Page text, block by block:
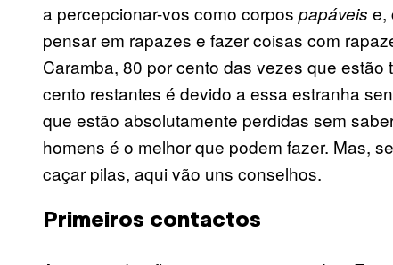
a percepcionar-vos como corpos papáveis e,
pensar em rapazes e fazer coisas com
Caramba, 80 por cento das vezes que
cento restantes é devido a essa estranha
que estão absolutamente perdidas sem
homens é o melhor que podem fazer. Mas,
caçar pilas, aqui vão uns conselhos.
Primeiros contactos